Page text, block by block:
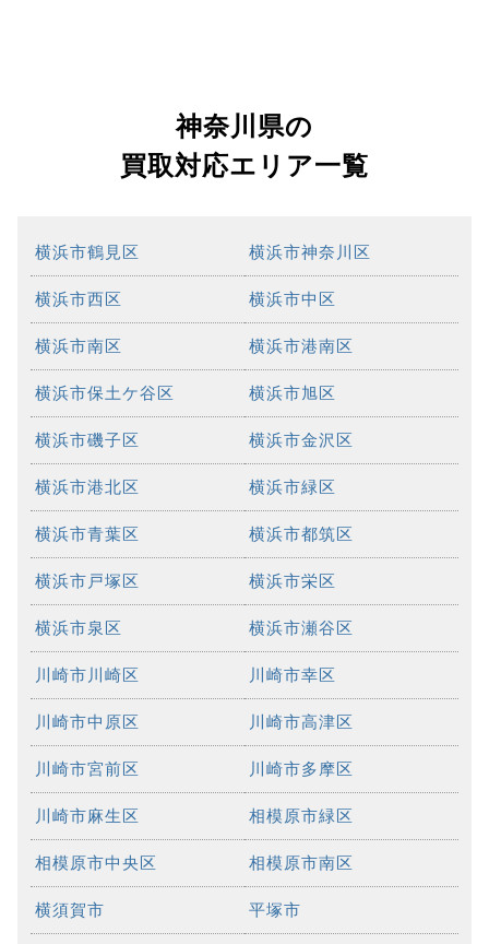
神奈川県の
買取対応エリア一覧
横浜市鶴見区 横浜市神奈川区
横浜市西区 横浜市中区
横浜市南区 横浜市港南区
横浜市保土ケ谷区 横浜市旭区
横浜市磯子区 横浜市金沢区
横浜市港北区 横浜市緑区
横浜市青葉区 横浜市都筑区
横浜市戸塚区 横浜市栄区
横浜市泉区 横浜市瀬谷区
川崎市川崎区 川崎市幸区
川崎市中原区 川崎市高津区
川崎市宮前区 川崎市多摩区
川崎市麻生区 相模原市緑区
相模原市中央区 相模原市南区
横須賀市 平塚市